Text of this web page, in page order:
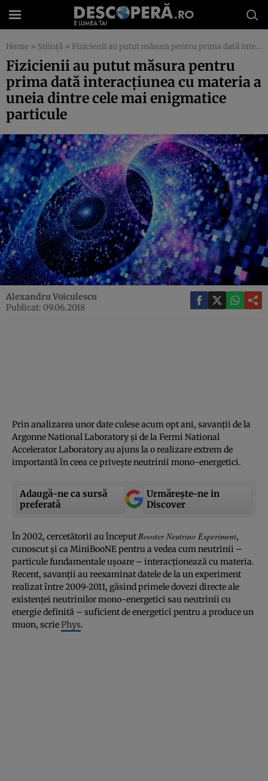
Home » Știință » Fizicienii au putut măsura pentru prima dată interacţiunea cu materia a uneia dintre cele mai enigmatice particule
Fizicienii au putut măsura pentru
prima dată interacţiunea cu materia a
uneia dintre cele mai enigmatice
particule
Alexandru Voiculescu
Publicat: 09.06.2018
Prin analizarea unor date culese acum opt ani, savanţii de la
Argonne National Laboratory şi de la Fermi National
Accelerator Laboratory au ajuns la o realizare extrem de
importantă în ceea ce priveşte neutrinii mono-energetici.
Adaugă-ne ca sursă
preferată
Urmărește-ne in
Discover
În 2002, cercetătorii au început Booster Neutrino Experiment,
cunoscut şi ca MiniBooNE pentru a vedea cum neutrinii –
particule fundamentale uşoare – interacţionează cu materia.
Recent, savanţii au reexaminat datele de la un experiment
realizat între 2009-2011, găsind primele dovezi directe ale
existenţei neutrinilor mono-energetici sau neutrinii cu
energie definită – suficient de energetici pentru a produce un
muon, scriePhys.